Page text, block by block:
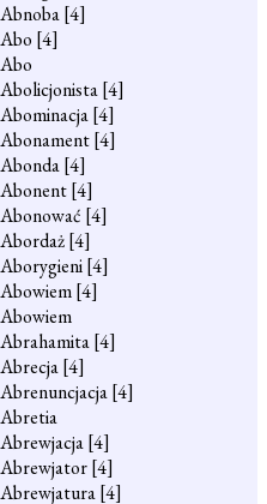
Abnoba[4]
Abo [4]
Abo
Abolicjonista[4]
Abominacja[4]
Abonament[4]
Abonda[4]
Abonent[4]
Abonować [4]
Abordaż[4]
Aborygieni[4]
Abowiem[4]
Abowiem
Abrahamita[4]
Abrecja[4]
Abrenuncjacja[4]
Abretia
Abrewjacja[4]
Abrewjator[4]
Abrewjatura[4]